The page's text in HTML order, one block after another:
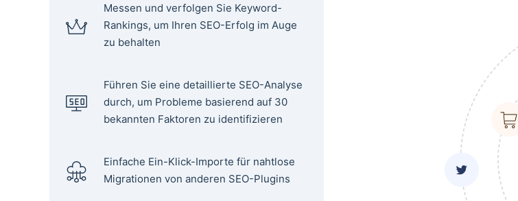
Messen und verfolgen Sie Keyword-
Rankings, um Ihren SEO-Erfolg im Auge
zu behalten
Führen Sie eine detaillierte SEO-Analyse
durch, um Probleme basierend auf 30
bekannten Faktoren zu identifizieren
Einfache Ein-Klick-Importe für nahtlose
Migrationen von anderen SEO-Plugins